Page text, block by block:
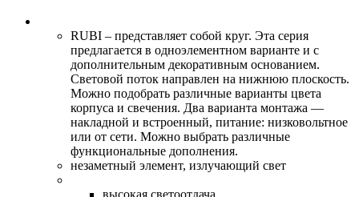
RUBI – представляет собой круг. Эта серия
предлагается в одноэлементном варианте и с
дополнительным декоративным основанием.
Световой поток направлен на нижнюю плоскость.
Можно подобрать различные варианты цвета
корпуса и свечения. Два варианта монтажа —
накладной и встроенный, питание: низковольтное
или от сети. Можно выбрать различные
функциональные дополнения.
незаметный элемент, излучающий свет
высокая светоотдача